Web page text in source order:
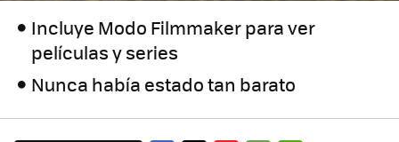
Incluye Modo Filmmaker para ver
películas y series
Nunca había estado tan barato